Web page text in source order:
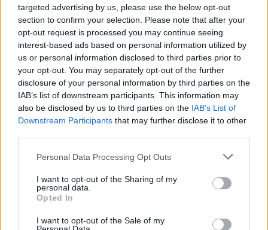
targeted advertising by us, please use the below opt-out
section to confirm your selection. Please note that after your
opt-out request is processed you may continue seeing
interest-based ads based on personal information utilized by
us or personal information disclosed to third parties prior to
your opt-out. You may separately opt-out of the further
disclosure of your personal information by third parties on the
IAB’s list of downstream participants. This information may
also be disclosed by us to third parties on the IAB’s List of
Downstream Participants that may further disclose it to other
Please note that this website/app uses one or more Google
not limited to your visit or usage behaviour. You may click to
grant or deny consent to Google and its third-party tags to
use your data for below specified purposes in below Google
consent section.
Personal Data Processing Opt Outs
I want to opt-out of the Sharing of my
personal data.
Opted In
I want to opt-out of the Sale of my